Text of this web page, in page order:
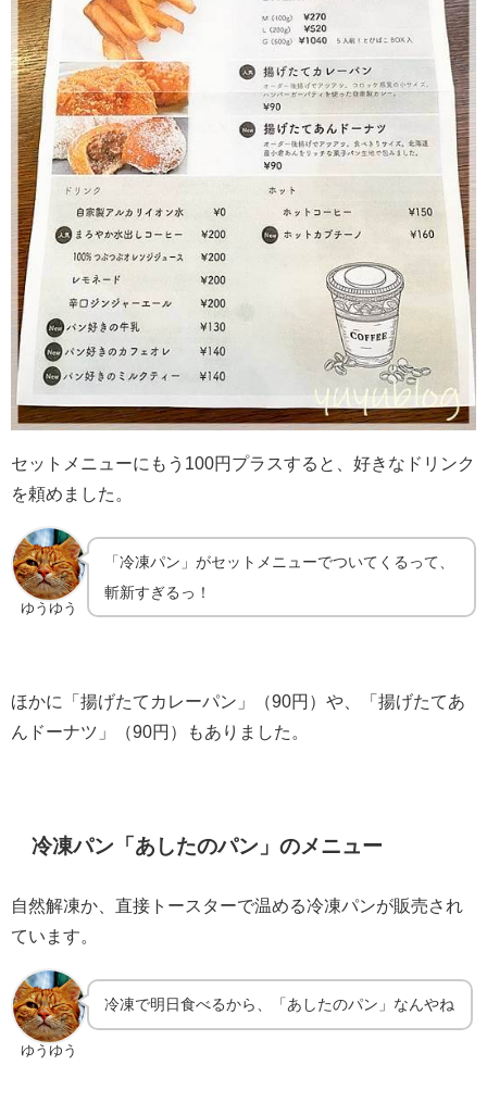
セットメニューにもう100円プラスすると、好きなドリンク
を頼めました。
ゆうゆう
「冷凍パン」がセットメニューでついてくるって、
斬新すぎるっ！
ほかに「揚げたてカレーパン」（90円）や、「揚げたてあ
んドーナツ」（90円）もありました。
冷凍パン「あしたのパン」のメニュー
自然解凍か、直接トースターで温める冷凍パンが販売され
ています。
ゆうゆう
冷凍で明日食べるから、「あしたのパン」なんやね